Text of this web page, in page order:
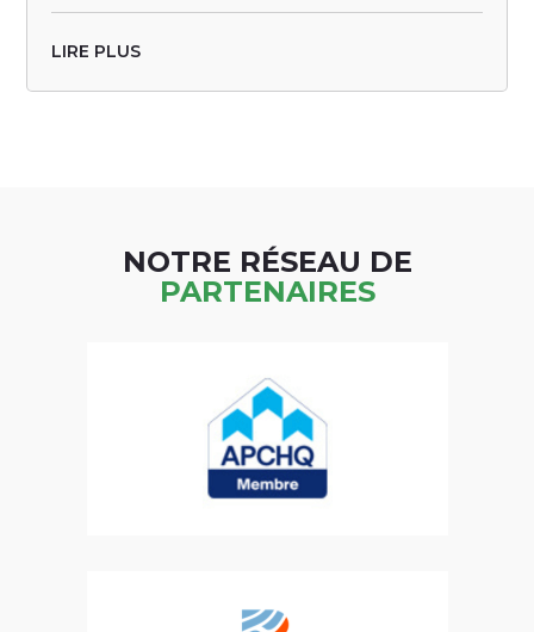
LIRE PLUS
NOTRE RÉSEAU DE
PARTENAIRES